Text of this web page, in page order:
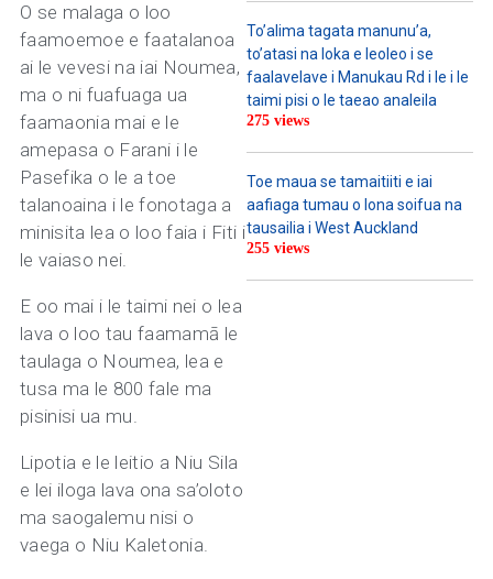
O se malaga o loo
faamoemoe e faatalanoa
ai le vevesi na iai Noumea,
ma o ni fuafuaga ua
faamaonia mai e le
amepasa o Farani i le
Pasefika o le a toe
talanoaina i le fonotaga a
minisita lea o loo faia i Fiti i
le vaiaso nei.
E oo mai i le taimi nei o lea
lava o loo tau faamamā le
taulaga o Noumea, lea e
tusa ma le 800 fale ma
pisinisi ua mu.
Lipotia e le leitio a Niu Sila
e lei iloga lava ona sa’oloto
ma saogalemu nisi o
vaega o Niu Kaletonia.
To’alima tagata manunu’a,
to’atasi na loka e leoleo i se
faalavelave i Manukau Rd i le i le
taimi pisi o le taeao analeila
275 views
Toe maua se tamaitiiti e iai
aafiaga tumau o lona soifua na
tausailia i West Auckland
255 views